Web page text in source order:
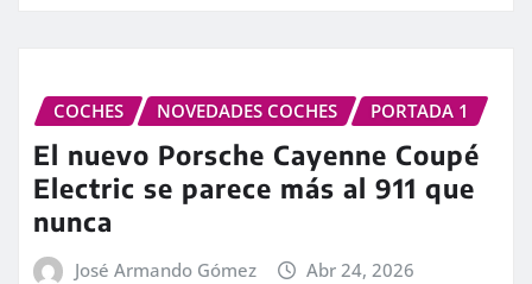
COCHES NOVEDADES COCHES PORTADA 1
El nuevo Porsche Cayenne Coupé
Electric se parece más al 911 que
nunca
José Armando Gómez Abr 24, 2026